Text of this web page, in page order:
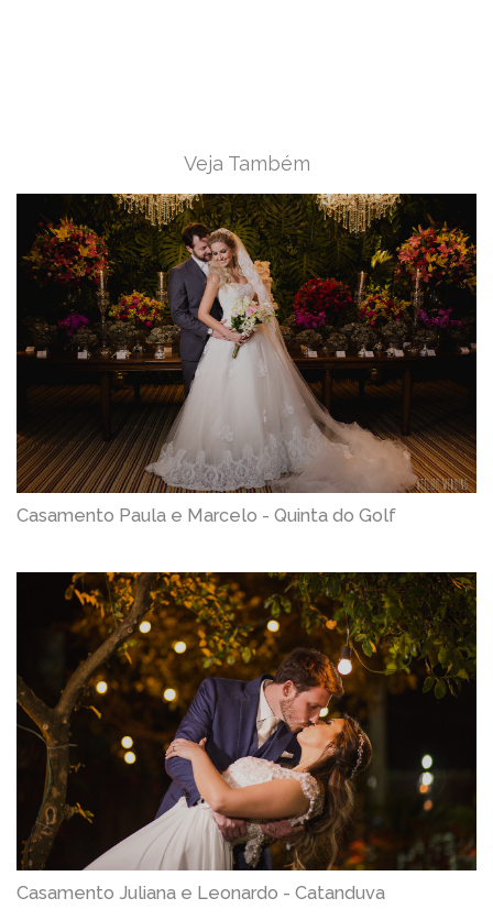
Veja Também
Casamento Paula e Marcelo - Quinta do Golf
Casamento Juliana e Leonardo - Catanduva